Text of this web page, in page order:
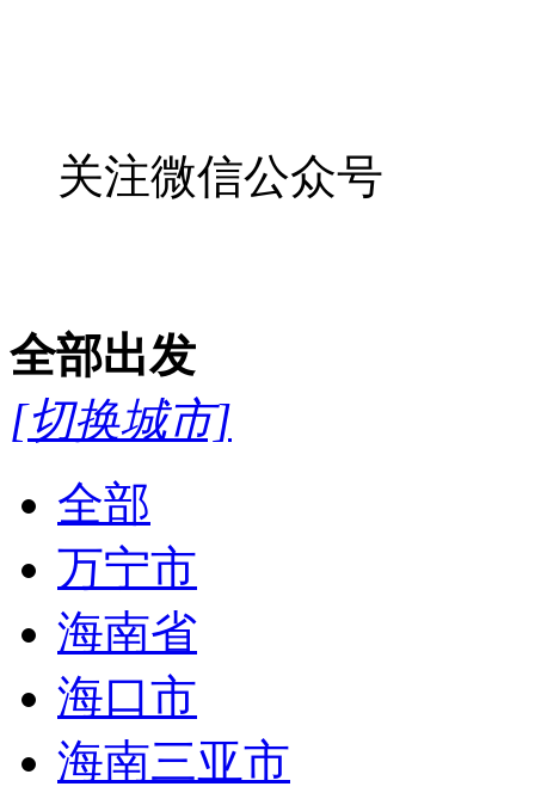
关注微信公众号
全部出发
[切换城市]
全部
万宁市
海南省
海口市
海南三亚市